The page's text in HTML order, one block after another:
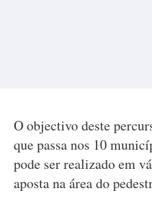
O objectivo deste
que passa nos 10
pode ser realizado em
aposta na área do